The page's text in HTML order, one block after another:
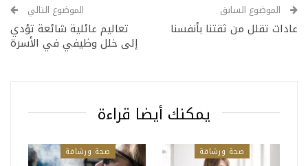
الموضوع السابق
عادات تقلل من ثقتنا بأنفسنا
الموضوع التالي
تعاليم عائلية شائعة تؤدي
إلى خلل وظيفي في الأسرة
يمكنك أيضا قراءة
صحة ورشاقة صحة ورشاقة